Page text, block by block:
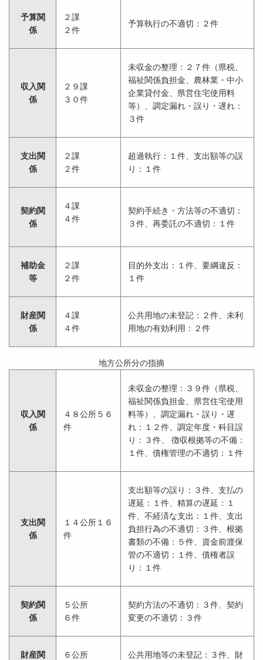
予算関
係
２課
２件
予算執行の不適切：２件
収入関
係
２９課
３０件
未収金の整理：２７件（県税、
福祉関係負担金、農林業・中小
企業貸付金、県営住宅使用料
等）、調定漏れ・誤り・遅れ：
３件
支出関
係
２課
２件
超過執行：１件、支出額等の誤
り：１件
契約関
係
４課
４件
契約手続き・方法等の不適切：
３件、再委託の不適切：１件
補助金
等
２課
２件
目的外支出：１件、要綱違反：
１件
財産関
係
４課
４件
公共用地の未登記：２件、未利
用地の有効利用：２件
地方公所分の指摘
収入関
係
４８公所５６
件
未収金の整理：３９件（県税、
福祉関係負担金、県営住宅使用
料等）、調定漏れ・誤り・遅
れ：１２件、調定年度・科目誤
り：３件、 徴収根拠等の不備：
１件、債権管理の不適切：１件
支出関
係
１４公所１６
件
支出額等の誤り：３件、支払の
遅延：１件、精算の遅延：１
件、不経済な支出：１件、支出
負担行為の不適切：３件、根拠
書類の不備：５件、資金前渡保
管の不適切：１件、債権者誤
り：１件
契約関
係
５公所
６件
契約方法の不適切：３件、契約
変更の不適切：３件
財産関
６公所
公共用地等の未登記：３件、財